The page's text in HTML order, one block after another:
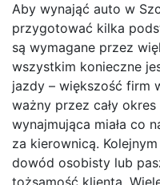
Aby wynająć auto w
przygotować kilka
są wymagane przez
wszystkim konieczne
jazdy – większość firm
ważny przez cały
wynajmująca miała co
za kierownicą.
dowód osobisty lub